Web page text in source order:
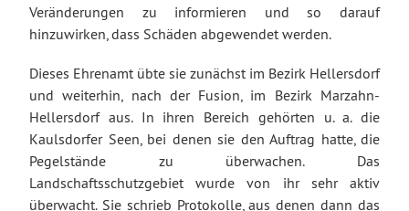
Veränderungen zu informieren und so darauf
hinzuwirken, dass Schäden abgewendet werden.
Dieses Ehrenamt übte sie zunächst im Bezirk Hellersdorf
und weiterhin, nach der Fusion, im Bezirk Marzahn-
Hellersdorf aus. In ihren Bereich gehörten u. a. die
Kaulsdorfer Seen, bei denen sie den Auftrag hatte, die
Pegelstände zu überwachen. Das
Landschaftsschutzgebiet wurde von ihr sehr aktiv
überwacht. Sie schrieb Protokolle, aus denen dann das